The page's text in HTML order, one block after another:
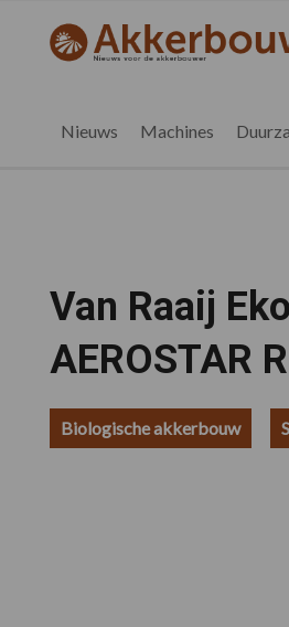
hoofdnavigatie
eerste
voettekst
akkerbouwbedrijf.be
Nieuws
Nieuws Machines
Van Raaij
AEROSTAR
Biologische akkerbouw